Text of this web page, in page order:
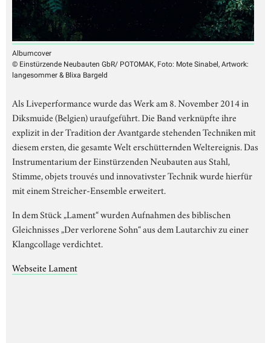
Albumcover
© Einstürzende Neubauten GbR/ POTOMAK, Foto: Mote Sinabel, Artwork:
langesommer & Blixa Bargeld
Als Liveperformance wurde das Werk am 8. November 2014 in
Diksmuide (Belgien) uraufgeführt. Die Band verknüpfte ihre
explizit in der Tradition der Avantgarde stehenden Techniken mit
diesem ersten, die gesamte Welt erschütternden Weltereignis. Das
Instrumentarium der Einstürzenden Neubauten aus Stahl,
Stimme, objets trouvés und innovativster Technik wurde hierfür
mit einem Streicher-Ensemble erweitert.
In dem Stück „Lament“ wurden Aufnahmen des biblischen
Gleichnisses „Der verlorene Sohn“ aus dem Lautarchiv zu einer
Klangcollage verdichtet.
Webseite Lament